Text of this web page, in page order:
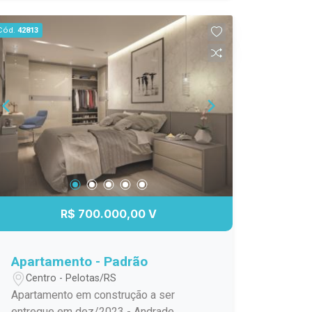
oferece comodidade extra. Parece uma
excelente opção para quem está
procurando um lugar para morar!
Agende sua visita e encante-se com
este imóvel!
42813
R$ 700.000,00 V
Apartamento - Padrão
Centro - Pelotas/RS
Apartamento em construção a ser